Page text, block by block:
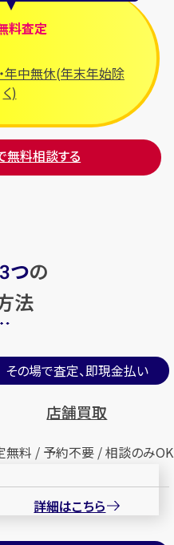
料査定
年中無休(年末年始除
く)
無料相談する
3つの
法
その場で査定、即現金払い
店舗買取
無料 / 予約不要 / 相談のみOK
詳細はこちら